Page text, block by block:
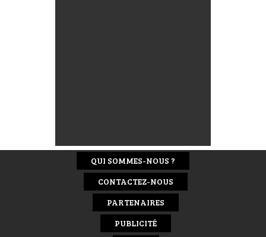
QUI SOMMES-NOUS ?
CONTACTEZ-NOUS
PARTENAIRES
PUBLICITÉ